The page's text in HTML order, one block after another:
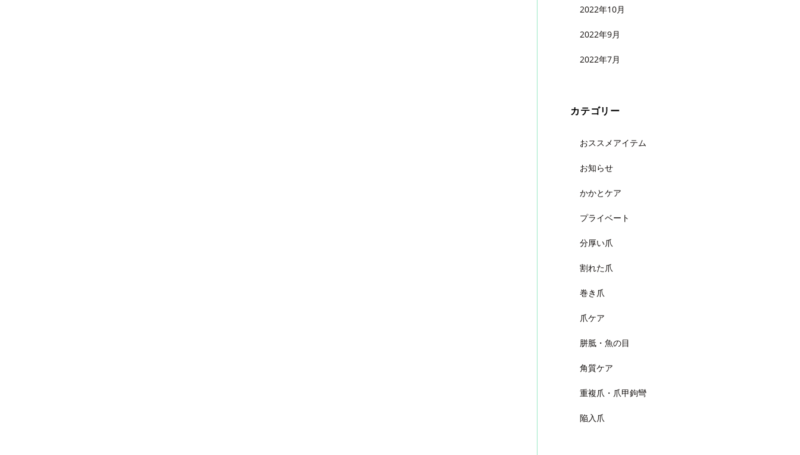
2022年10月
2022年9月
2022年7月
カテゴリー
おススメアイテム
お知らせ
かかとケア
プライベート
分厚い爪
割れた爪
巻き爪
爪ケア
胼胝・魚の目
角質ケア
重複爪・爪甲鉤彎
陥入爪